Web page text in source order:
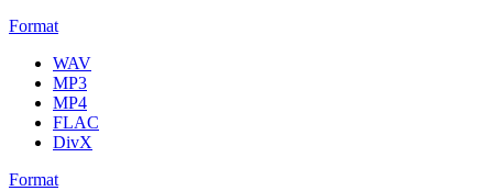
Format
WAV
MP3
MP4
FLAC
DivX
Format